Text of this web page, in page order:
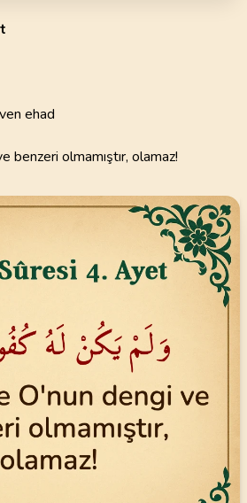
ehad
benzeri olmamıştır, olamaz!